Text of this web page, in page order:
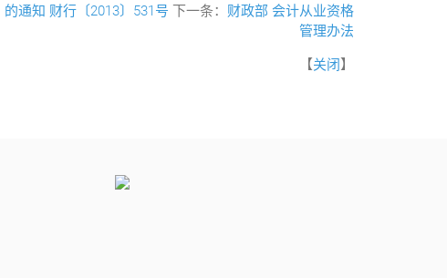
通知 财行〔2013〕531号 下一条： 财政部 会计从业资格
管理办法
【关闭】